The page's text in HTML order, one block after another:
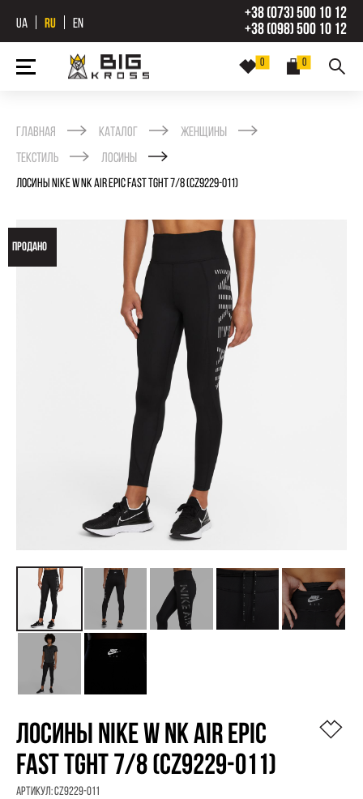
UA RU EN
+38 (073) 500 10 12
+38 (098) 500 10 12
0
0
Главная Каталог
Женщины
Текстиль
Лосины
ЛОСИНЫ NIKE W NK AIR EPIC FAST TGHT 7/8 (CZ9229-011)
ПРОДАНО
ЛОСИНЫ NIKE W NK AIR EPIC
FAST TGHT 7/8 (CZ9229-011)
Артикул:CZ9229-011